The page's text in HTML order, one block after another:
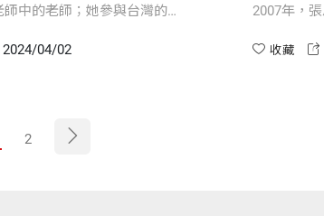
中的老師；她參與台灣的文
。 她一生著作等身，尤以人
2024/04/02
2007年，
的九個條件
收藏
2